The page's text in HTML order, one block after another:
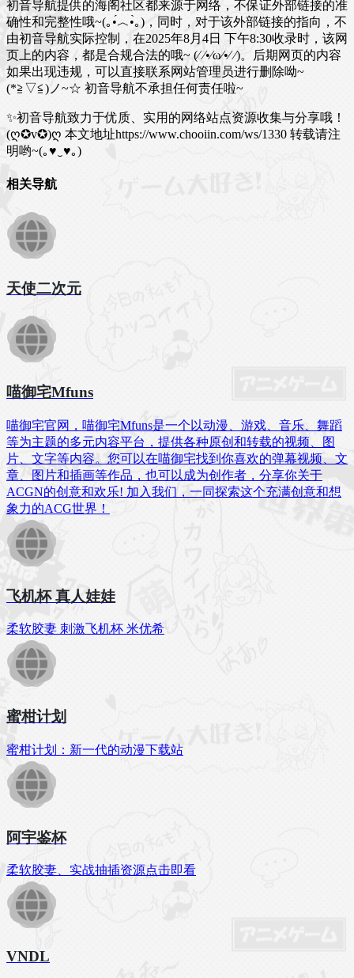
初音导航提供的海阁社区都来源于网络，不保证外部链接的准
确性和完整性哦~(｡•́︿•̀｡)，同时，对于该外部链接的指向，不
由初音导航实际控制，在2025年8月4日 下午8:30收录时，该网
页上的内容，都是合规合法的哦~ (⁄ ⁄•⁄ω⁄•⁄ ⁄)。后期网页的内容
如果出现违规，可以直接联系网站管理员进行删除呦~
(*≧▽≦)ノ~☆ 初音导航不承担任何责任啦~
✨初音导航致力于优质、实用的网络站点资源收集与分享哦！
(ღ✪v✪)ღ 本文地址https://www.chooiin.com/ws/1330 转载请注
明哟~(｡♥‿♥｡)
相关导航
天使二次元
喵御宅Mfuns
喵御宅官网，喵御宅Mfuns是一个以动漫、游戏、音乐、舞蹈
等为主题的多元内容平台，提供各种原创和转载的视频、图
片、文字等内容。您可以在喵御宅找到你喜欢的弹幕视频、文
章、图片和插画等作品，也可以成为创作者，分享你关于
ACGN的创意和欢乐! 加入我们，一同探索这个充满创意和想
象力的ACG世界！
飞机杯 真人娃娃
柔软胶妻 刺激飞机杯 米优希
蜜柑计划
蜜柑计划：新一代的动漫下载站
阿宇鉴杯
柔软胶妻、实战抽插资源点击即看
VNDL